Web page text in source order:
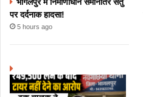
पर दर्दनाक हादसा!
5 hours ago